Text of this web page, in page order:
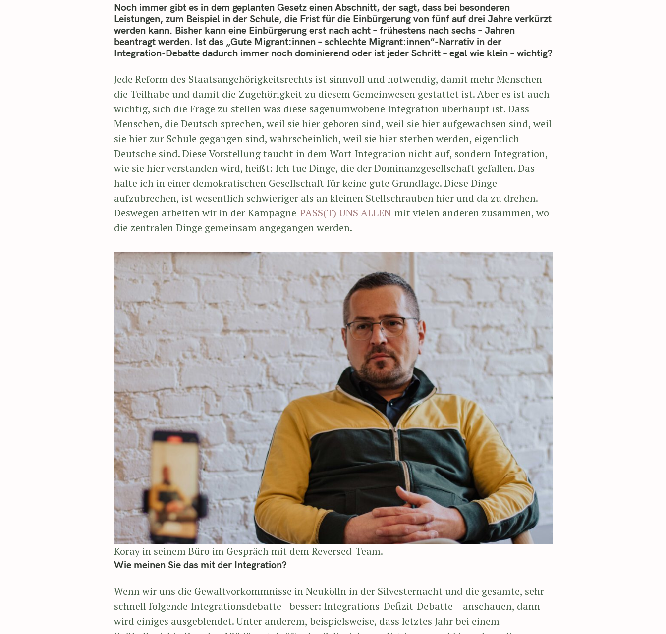
Noch immer gibt es in dem geplanten Gesetz einen Abschnitt, der sagt, dass bei besonderen
Leistungen, zum Beispiel in der Schule, die Frist für die Einbürgerung von fünf auf drei Jahre verkürzt
werden kann. Bisher kann eine Einbürgerung erst nach acht – frühestens nach sechs – Jahren
beantragt werden. Ist das „Gute Migrant:innen – schlechte Migrant:innen“-Narrativ in der
Integration-Debatte dadurch immer noch dominierend oder ist jeder Schritt – egal wie klein – wichtig?
Jede Reform des Staatsangehörigkeitsrechts ist sinnvoll und notwendig, damit mehr Menschen
die Teilhabe und damit die Zugehörigkeit zu diesem Gemeinwesen gestattet ist. Aber es ist auch
wichtig, sich die Frage zu stellen was diese sagenumwobene Integration überhaupt ist. Dass
Menschen, die Deutsch sprechen, weil sie hier geboren sind, weil sie hier aufgewachsen sind, weil
sie hier zur Schule gegangen sind, wahrscheinlich, weil sie hier sterben werden, eigentlich
Deutsche sind. Diese Vorstellung taucht in dem Wort Integration nicht auf, sondern Integration,
wie sie hier verstanden wird, heißt: Ich tue Dinge, die der Dominanzgesellschaft gefallen. Das
halte ich in einer demokratischen Gesellschaft für keine gute Grundlage. Diese Dinge
aufzubrechen, ist wesentlich schwieriger als an kleinen Stellschrauben hier und da zu drehen.
Deswegen arbeiten wir in der Kampagne PASS(T) UNS ALLEN mit vielen anderen zusammen, wo
die zentralen Dinge gemeinsam angegangen werden.
Koray in seinem Büro im Gespräch mit dem Reversed-Team.
Wie meinen Sie das mit der Integration?
Wenn wir uns die Gewaltvorkommnisse in Neukölln in der Silvesternacht und die gesamte, sehr
schnell folgende Integrationsdebatte– besser: Integrations-Defizit-Debatte – anschauen, dann
wird einiges ausgeblendet. Unter anderem, beispielsweise, dass letztes Jahr bei einem